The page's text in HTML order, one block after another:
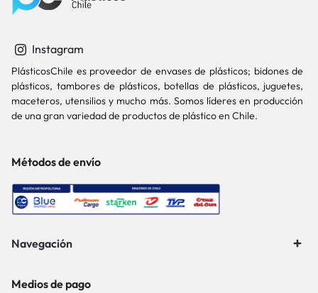
Instagram
PlásticosChile es proveedor de envases de plásticos; bidones de
plásticos, tambores de plásticos, botellas de plásticos, juguetes,
maceteros, utensilios y mucho más. Somos líderes en producción
de una gran variedad de productos de plástico en Chile.
Métodos de envío
Navegación
Medios de pago